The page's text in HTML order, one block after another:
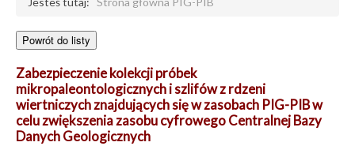
Zabezpieczenie kolekcji próbek
mikropaleontologicznych i szlifów z rdzeni
wiertniczych znajdujących się w zasobach PIG-PIB w
celu zwiększenia zasobu cyfrowego Centralnej Bazy
Danych Geologicznych